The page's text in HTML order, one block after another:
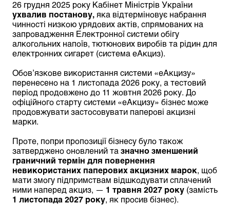
26 грудня 2025 року Кабінет Міністрів України
ухвалив постанову, яка відтерміновує набрання
чинності низкою урядових актів, спрямованих на
запровадження Електронної системи обігу
алкогольних напоїв, тютюнових виробів та рідин для
електронних сигарет (система еАкциз).
Обов’язкове використання системи «еАкцизу»
перенесено на 1 листопада 2026 року, а тестовий
період продовжено до 11 жовтня 2026 року. До
офіційного старту системи «еАкцизу» бізнес може
продовжувати застосовувати паперові акцизні
марки.
Проте, попри пропозиції бізнесу було також
затверджено оновлений та значно зменшений
граничний термін для повернення
невикористаних паперових акцизних марок, щоб
мати змогу підпримствам відшкодувати сплачений
ними наперед акциз, — 1 травня 2027 року (замість
1 листопада 2027 року, як просив бізнес).